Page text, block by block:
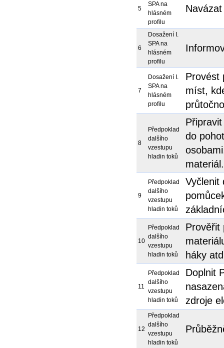
5
SPA na
hlásném
profilu
6
Dosažení I.
SPA na
hlásném
profilu
7
Dosažení I.
SPA na
hlásném
profilu
Provést
míst,
8
Předpoklad
dalšího
vzestupu
hladin toků
do
materiál.
9
Předpoklad
dalšího
vzestupu
hladin toků
Vyčlenit
10
Předpoklad
dalšího
vzestupu
hladin toků
Prověřit
háky
11
Předpoklad
dalšího
vzestupu
hladin toků
Doplnit
zdroje
12
Předpoklad
dalšího
vzestupu
hladin toků